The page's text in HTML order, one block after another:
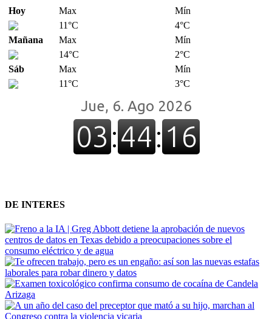
Hoy Max
Mín
11°C
4°C
Mañana
Max
Mín
14°C
2°C
Sáb
Max
Mín
11°C
3°C
DE INTERES